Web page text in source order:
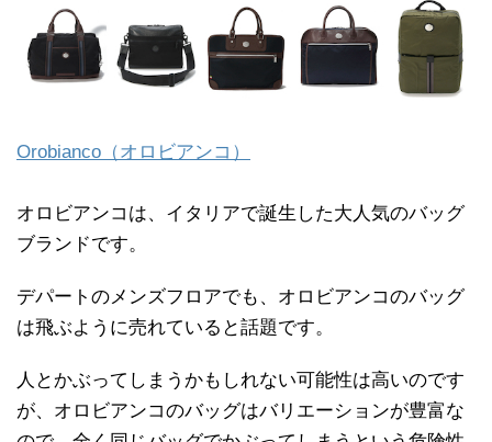
Orobianco（オロビアンコ）
オロビアンコは、イタリアで誕生した大人気のバッグ
ブランドです。
デパートのメンズフロアでも、オロビアンコのバッグ
は飛ぶように売れていると話題です。
人とかぶってしまうかもしれない可能性は高いのです
が、オロビアンコのバッグはバリエーションが豊富な